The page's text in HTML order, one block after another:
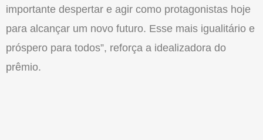
importante despertar e agir como protagonistas hoje
para alcançar um novo futuro. Esse mais igualitário e
próspero para todos”, reforça a idealizadora do
prêmio.